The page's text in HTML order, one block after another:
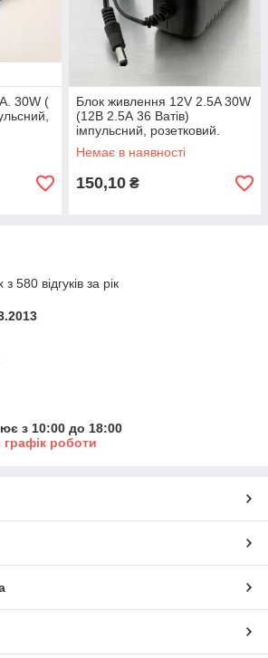
30W (
Блок живлення 12V 2.5A 30W
(12В 2.5А 36 Ватів)
імпульсний, розетковий.
Немає в наявності
150,10 ₴
580 відгуків за рік
з 10:00 до 18:00
роботи